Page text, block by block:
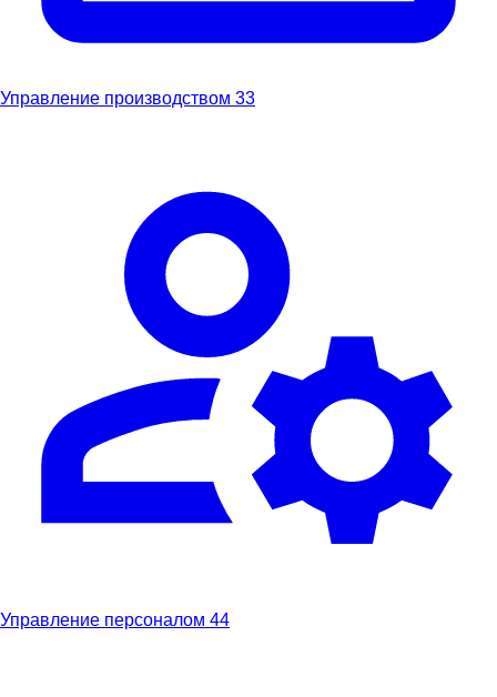
Управление производством 33
Управление персоналом 44